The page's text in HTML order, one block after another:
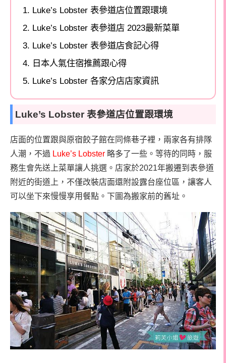
Luke’s Lobster 表參道店位置跟環境
Luke’s Lobster 表參道店 2023最新菜單
Luke’s Lobster 表參道店食記心得
日本人氣住宿推薦跟心得
Luke’s Lobster 各家分店店家資訊
Luke’s Lobster 表參道店位置跟環境
店面的位置跟與原宿餃子館在同條巷子裡，兩家各有排隊
人潮，不過 Luke’s Lobster 略多了一些。等待的同時，服
務生會先送上菜單讓人挑選。店家於2021年搬遷到表參道
附近的街道上，不僅改裝店面還附設露台座位區，讓客人
可以坐下來慢慢享用餐點。下圖為搬家前的舊址。